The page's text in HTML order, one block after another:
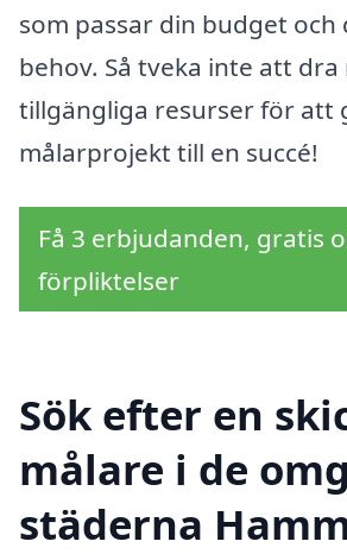
som passar din budget och
behov. Så tveka inte att
tillgängliga resurser för att
målarprojekt till en succé!
Få 3 erbjudanden, gratis
förpliktelser
Sök efter en
målare i de
städerna